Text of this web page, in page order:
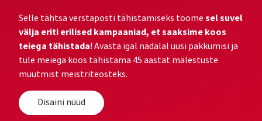
Selle tähtsa verstaposti tähistamiseks toome sel suvel
välja eriti erilised kampaaniad, et saaksime koos
teiega tähistada! Avasta igal nädalal uusi pakkumisi ja
tule meiega koos tähistama 45 aastat mälestuste
muutmist meistriteosteks.
Disaini nüüd